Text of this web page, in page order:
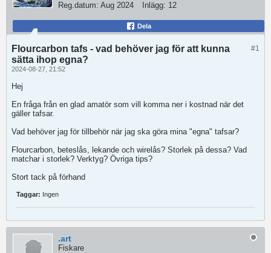
Reg.datum: Aug 2024 Inlägg: 12
Dela
#1
Flourcarbon tafs - vad behöver jag för att kunna
sätta ihop egna?
2024-08-27, 21:52
Hej
En fråga från en glad amatör som vill komma ner i kostnad när det
gäller tafsar.
Vad behöver jag för tillbehör när jag ska göra mina "egna" tafsar?
Flourcarbon, beteslås, lekande och wirelås? Storlek på dessa? Vad
matchar i storlek? Verktyg? Övriga tips?
Stort tack på förhand
Taggar: Ingen
.art
Fiskare